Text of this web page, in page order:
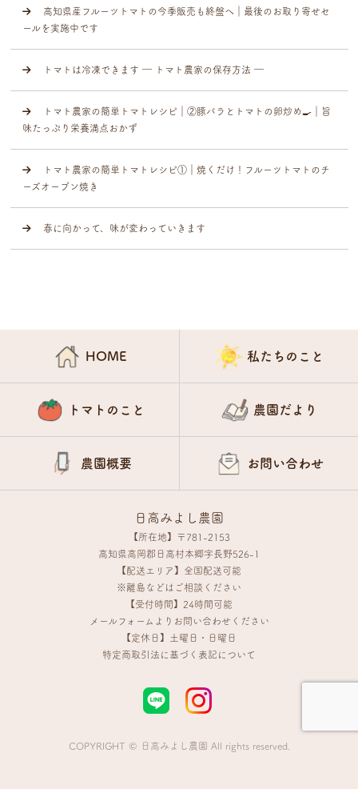
高知県産フルーツトマトの今季販売も終盤へ｜最後のお取り寄せセ
ールを実施中です
トマトは冷凍できます ― トマト農家の保存方法 ―
トマト農家の簡単トマトレシピ｜②豚バラとトマトの卵炒め🍳｜旨
味たっぷり栄養満点おかず
トマト農家の簡単トマトレシピ①｜焼くだけ！フルーツトマトのチ
ーズオーブン焼き
春に向かって、味が変わっていきます
HOME 私たちのこと
トマトのこと 農園だより
農園概要 お問い合わせ
日高みよし農園
【所在地】〒781-2153
高知県高岡郡日高村本郷字長野526-1
【配送エリア】全国配送可能
※離島などはご相談ください
【受付時間】24時間可能
メールフォームよりお問い合わせください
【定休日】土曜日・日曜日
特定商取引法に基づく表記について
COPYRIGHT © 日高みよし農園 All rights reserved.